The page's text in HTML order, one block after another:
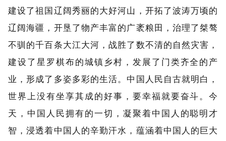
建设了祖国辽阔秀丽的大好河山，开拓了波涛万顷的
辽阔海疆，开垦了物产丰富的广袤粮田，治理了桀骜
不驯的千百条大江大河，战胜了数不清的自然灾害，
建设了星罗棋布的城镇乡村，发展了门类齐全的产
业，形成了多姿多彩的生活。中国人民自古就明白，
世界上没有坐享其成的好事，要幸福就要奋斗。今
天，中国人民拥有的一切，凝聚着中国人的聪明才
智，浸透着中国人的辛勤汗水，蕴涵着中国人的巨大